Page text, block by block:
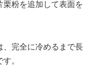
粉を追加して表面を
、完全に冷めるまで長
。